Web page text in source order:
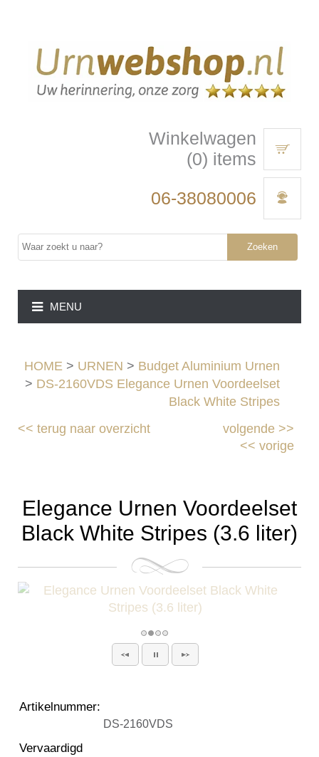
Winkelwagen
(0) items
06-38080006
Zoeken
MENU
HOME > URNEN > Budget Aluminium Urnen
> DS-2160VDS Elegance Urnen Voordeelset
Black White Stripes
<<terug naar overzicht volgende>>
<< vorige
Elegance Urnen Voordeelset
Black White Stripes (3.6 liter)
Artikelnummer:
DS-2160VDS
Vervaardigd